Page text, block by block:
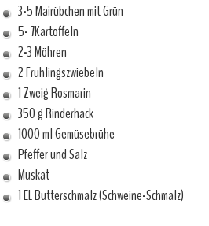
3-5 Mairübchen mit Grün
5- 7Kartoffeln
2-3 Möhren
2 Frühlingszwiebeln
1 Zweig Rosmarin
350 g Rinderhack
1000 ml Gemüsebrühe
Pfeffer und Salz
Muskat
1 EL Butterschmalz (Schweine-Schmalz)